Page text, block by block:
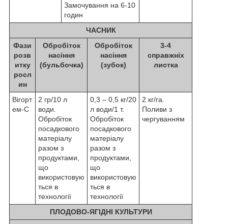
Замочування на 6-10
годин
ЧАСНИК
Фази
розв
итку
росл
ин
Обробіток
насіння
(бульбочка)
Обробіток
насіння
(зубок)
3-4
справжніх
листка
Вігорт
ем-С
2 гр/10 л
води.
Обробіток
посадкового
матеріалу
разом з
продуктами,
що
використовую
ться в
технології
0,3 – 0,5 кг/20
л води/1 т.
Обробіток
посадкового
матеріалу
разом з
продуктами,
що
використовую
ться в
технології
2 кг/га.
Поливи з
чергуванням
ПЛОДОВО-ЯГІДНІ КУЛЬТУРИ